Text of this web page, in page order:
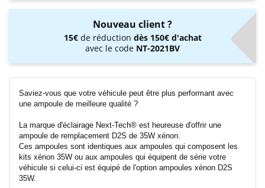
Nouveau client ?
15€de réduction dès 150€ d'achat
avec le code NT-2021BV
Saviez-vous que votre véhicule peut être plus performant avec
une ampoule de meilleure qualité ?
La marque d'éclairage Next-Tech® est heureuse d'offrir une
ampoule de remplacement D2S de 35W xénon.
Ces ampoules sont identiques aux ampoules qui composent les
kits xénon 35W ou aux ampoules qui équipent de série votre
véhicule si celui-ci est équipé de l'option ampoules xénon D2S
35W.